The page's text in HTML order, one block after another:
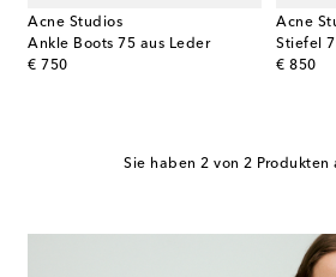
Acne Studios
Ankle Boots 75 aus Leder
€ 750
original price
Acne
Stiefel
€ 850
original
Sie haben 2 von 2 Produkten